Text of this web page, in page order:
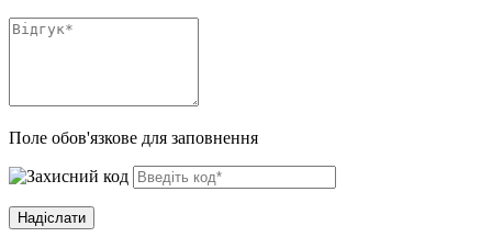
Поле обов'язкове для заповнення